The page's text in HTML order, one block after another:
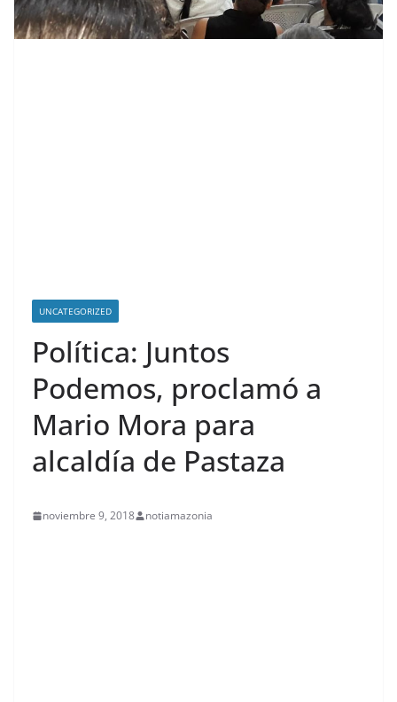
UNCATEGORIZED
Política: Juntos
Podemos, proclamó a
Mario Mora para
alcaldía de Pastaza
noviembre 9, 2018 notiamazonia